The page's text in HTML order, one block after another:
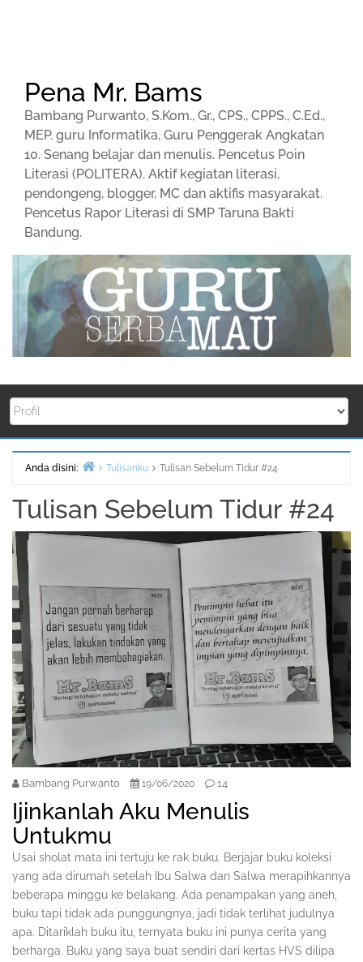
Pena Mr. Bams
Bambang Purwanto, S.Kom., Gr., CPS., CPPS., C.Ed.,
MEP. guru Informatika, Guru Penggerak Angkatan
10. Senang belajar dan menulis. Pencetus Poin
Literasi (POLITERA). Aktif kegiatan literasi,
pendongeng, blogger, MC dan aktifis masyarakat.
Pencetus Rapor Literasi di SMP Taruna Bakti
Bandung.
Anda disini:
Tulisanku Tulisan Sebelum Tidur #24
Tulisan Sebelum Tidur #24
Bambang Purwanto 19/06/2020 14
Ijinkanlah Aku Menulis
Untukmu
Usai sholat mata ini tertuju ke rak buku. Berjajar buku koleksi
yang ada dirumah setelah Ibu Salwa dan Salwa merapihkannya
beberapa minggu ke belakang. Ada penampakan yang aneh,
buku tapi tidak ada punggungnya, jadi tidak terlihat judulnya
apa. Ditariklah buku itu, ternyata buku ini punya cerita yang
berharga. Buku yang saya buat sendiri dari kertas HVS dilipa